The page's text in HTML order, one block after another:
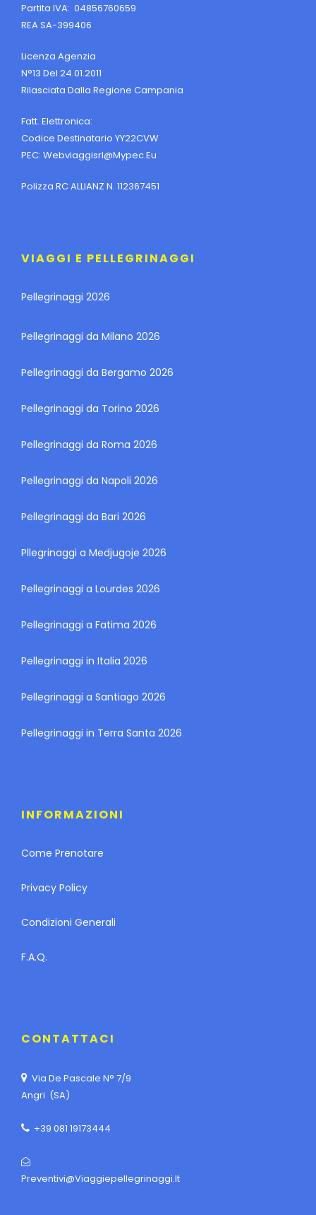
Partita IVA: 04856760659
REA SA-399406
Licenza Agenzia
N°13 Del 24.01.2011
Rilasciata Dalla Regione Campania
Fatt. Elettronica:
Codice Destinatario YY22CVW
PEC: Webviaggisrl@mypec.eu
Polizza RC ALLIANZ N. 112367451
VIAGGI E PELLEGRINAGGI
Pellegrinaggi 2026
Pellegrinaggi da Milano 2026
Pellegrinaggi da Bergamo 2026
Pellegrinaggi da Torino 2026
Pellegrinaggi da Roma 2026
Pellegrinaggi da Napoli 2026
Pellegrinaggi da Bari 2026
Pllegrinaggi a Medjugoje 2026
Pellegrinaggi a Lourdes 2026
Pellegrinaggi a Fatima 2026
Pellegrinaggi in Italia 2026
Pellegrinaggi a Santiago 2026
Pellegrinaggi in Terra Santa 2026
INFORMAZIONI
Come Prenotare
Privacy Policy
Condizioni Generali
F.A.Q.
CONTATTACI
Via De Pascale N° 7/9
Angri (SA)
+39 081 19173444
Preventivi@viaggiepellegrinaggi.it